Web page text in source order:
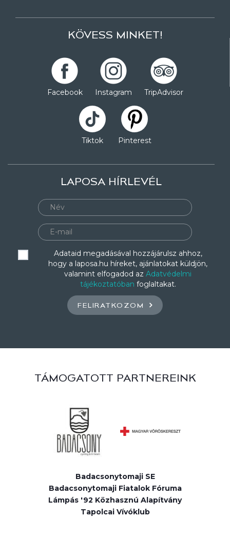
KÖVESS MINKET!
Facebook Instagram TripAdvisor
Tiktok Pinterest
LAPOSA HÍRLEVÉL
Adataid megadásával hozzájárulsz ahhoz,
hogy a laposa.hu híreket, ajánlatokat küldjön,
valamint elfogadod az Adatvédelmi
tájékoztatóban foglaltakat.
FELIRATKOZOM
TÁMOGATOTT PARTNEREINK
Badacsonytomaji SE
Badacsonytomaji Fiatalok Fóruma
Lámpás '92 Közhasznú Alapítvány
Tapolcai Vívóklub